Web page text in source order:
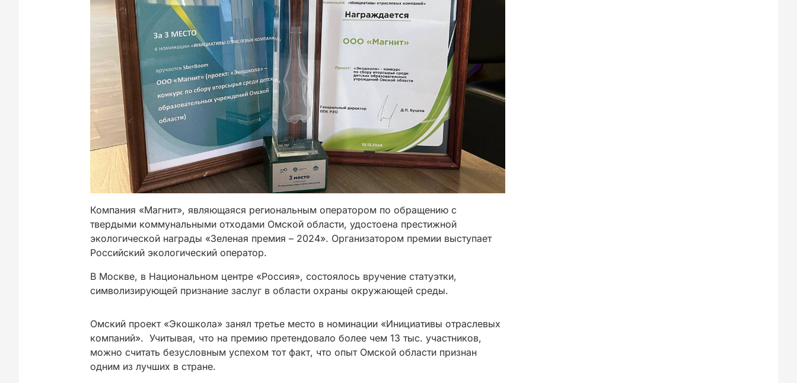
Компания «Магнит», являющаяся региональным оператором по обращению с
твердыми коммунальными отходами Омской области, удостоена престижной
экологической награды «Зеленая премия – 2024». Организатором премии выступает
Российский экологический оператор.
В Москве, в Национальном центре «Россия», состоялось вручение статуэтки,
символизирующей признание заслуг в области охраны окружающей среды.
Омский проект «Экошкола» занял третье место в номинации «Инициативы отраслевых
компаний». Учитывая, что на премию претендовало более чем 13 тыс. участников,
можно считать безусловным успехом тот факт, что опыт Омской области признан
одним из лучших в стране.